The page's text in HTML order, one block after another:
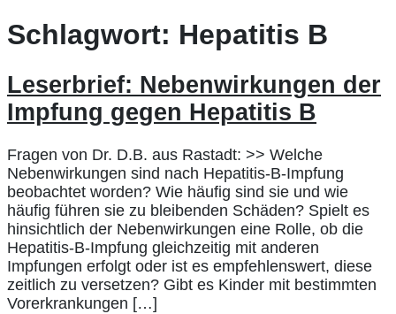
Schlagwort: Hepatitis B
Leserbrief: Nebenwirkungen der
Impfung gegen Hepatitis B
Fragen von Dr. D.B. aus Rastadt: >> Welche
Nebenwirkungen sind nach Hepatitis-B-Impfung
beobachtet worden? Wie häufig sind sie und wie
häufig führen sie zu bleibenden Schäden? Spielt es
hinsichtlich der Nebenwirkungen eine Rolle, ob die
Hepatitis-B-Impfung gleichzeitig mit anderen
Impfungen erfolgt oder ist es empfehlenswert, diese
zeitlich zu versetzen? Gibt es Kinder mit bestimmten
Vorerkrankungen […]